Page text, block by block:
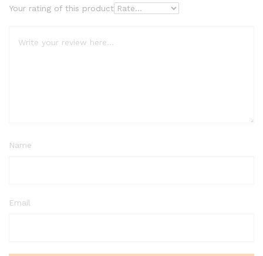
Your rating of this product
Name
Email